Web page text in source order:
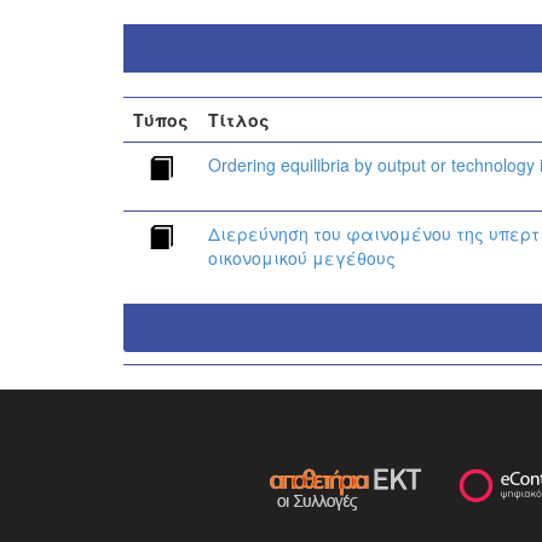
Τύπος Τίτλος
Ordering equilibria by output or
Διερεύνηση του φαινομένου της
οικονομικού μεγέθους